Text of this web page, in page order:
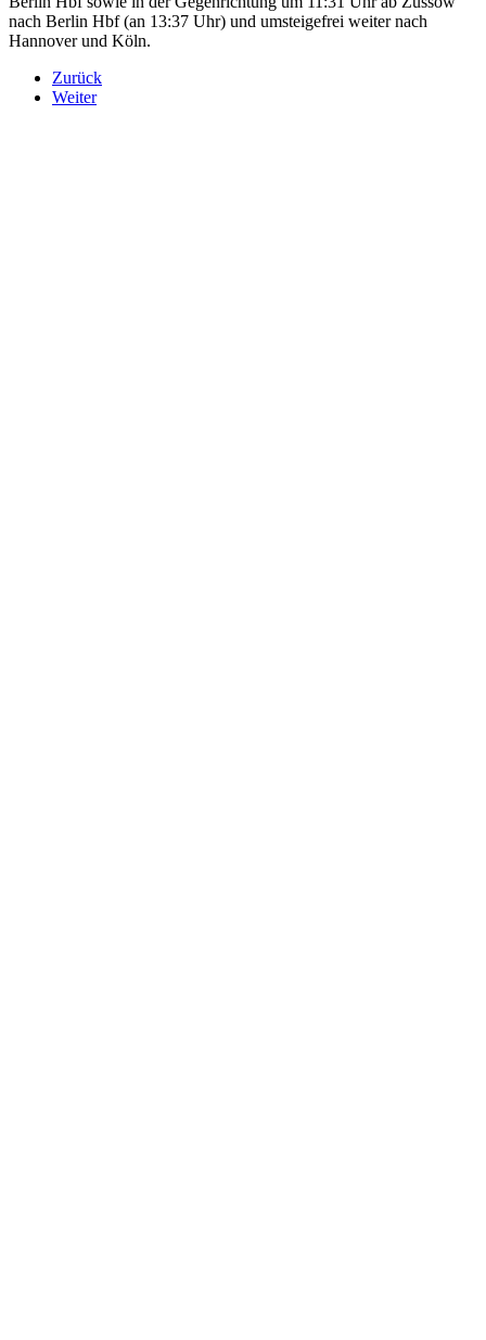
nach Berlin Hbf (an 13:37 Uhr) und umsteigefrei weiter nach
Hannover und Köln.
Zurück
Weiter